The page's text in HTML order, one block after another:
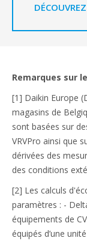
Remarques sur
[1] Daikin Europe
magasins de
sont basées sur
VRVPro ainsi que
dérivées des
des conditions
[2] Les calculs
paramètres : -
équipements de
équipés d’une